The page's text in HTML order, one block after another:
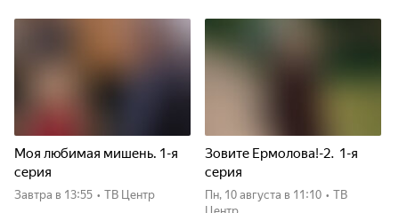
Моя любимая мишень. 1-я
серия
Завтра в 13:55 • ТВ Центр
Зовите Ермолова!-2. 1-я
серия
пн, 10 августа в 11:10 • ТВ